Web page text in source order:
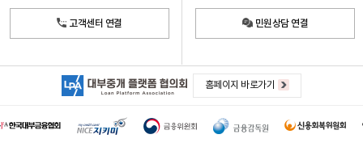
고객센터 연결 민원상담 연결
홈페이지 바로가기